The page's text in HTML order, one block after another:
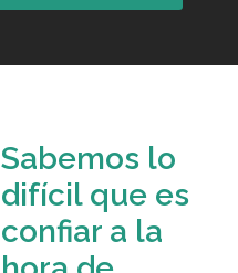
Sabemos lo
difícil que es
confiar a la